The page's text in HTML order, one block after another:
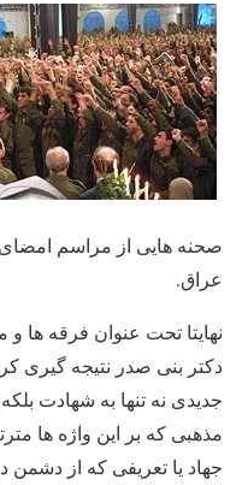
صحنه هایی از مراسم امضای
عراق.
نهایتا تحت عنوان فرقه ها و
دکتر بنی صدر نتیجه گیری
جدیدی نه تنها به شهادت
مذهبی که بر این واژه ها
جهاد یا تعریفی که از دشمن